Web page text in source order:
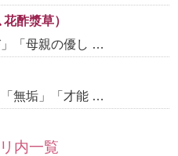
酢漿草）
「母親の優し …
無垢」「才能 …
内一覧